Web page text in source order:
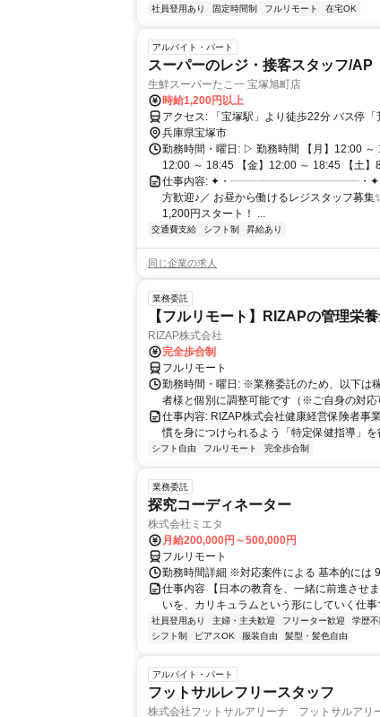
社員登用あり 固定時間制 フルリモート 在宅OK
アルバイト・パート
スーパーのレジ・接客スタッフ/AP
生鮮スーパーたこ一 宝塚旭町店
時給1,200円以上
アクセス: 「宝塚駅」より徒歩22分 バ
兵庫県宝塚市
勤務時間・曜日: ▷ 勤務時間 【月】12:00 ～
12:00 ～ 18:45 【金】12:00 ～ 18:45 【土】
仕事内容: ✦・┈┈┈┈┈┈┈┈┈┈┈┈・✦ ＼
方歓迎♪／ お昼から働けるレジスタッフ募
1,200円スタート！ ...
交通費支給 シフト制 昇給あり
同じ企業の求人
業務委託
【フルリモート】RIZAPの管理栄
RIZAP株式会社
完全歩合制
フルリモート
勤務時間・曜日: ※業務委託のため、以下は
者様と個別に調整可能です（※ご自身の対
仕事内容: RIZAP株式会社健康経営保険者事
慣を身につけられるよう「特定保健指導」
シフト自由 フルリモート 完全歩合制
業務委託
探究コーディネーター
株式会社ミエタ
月給200,000円～500,000円
フルリモート
勤務時間詳細 ※対応案件による 基本的には
仕事内容 【日本の教育を、一緒に前進させ
いを、カリキュラムという形にしていく仕
社員登用あり 主婦・主夫歓迎 フリーター歓迎 学歴不
シフト制
ピアスOK 服装自由 髪型・髪色自由
アルバイト・パート
フットサルレフリースタッフ
株式会社フットサルアリーナ フットサルアリ